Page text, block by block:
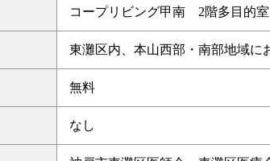
コープリビング甲南 2階多目的室
東灘区内、本山西部・南部地域に
無料
なし